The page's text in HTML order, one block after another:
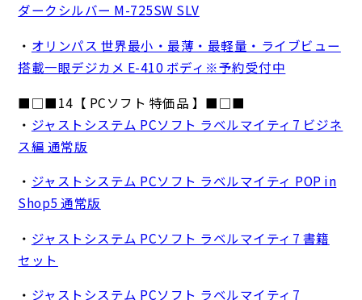
ダークシルバー M-725SW SLV
・ オリンパス 世界最小・最薄・最軽量・ライブビュー
搭載一眼デジカメ E-410 ボディ※予約受付中
■□■14【 PCソフト 特価品 】■□■
・ ジャストシステム PCソフト ラベルマイティ7 ビジネ
ス編 通常版
・ ジャストシステム PCソフト ラベルマイティ POP in
Shop5 通常版
・ ジャストシステム PCソフト ラベルマイティ7 書籍
セット
・ ジャストシステム PCソフト ラベルマイティ7